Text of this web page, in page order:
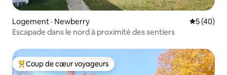
Logement · Newberry Note
5 (40)
Escapade dans le nord à proximité des sentiers
Coup de cœur voyageurs parmi les plus aimés
Coup de cœur voyageurs